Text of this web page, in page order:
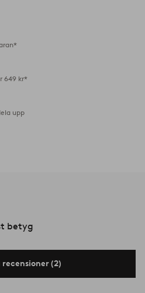
649 kr*
upp
betyg
recensioner (2)